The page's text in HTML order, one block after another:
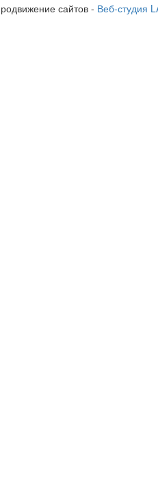
сайтов - Веб-студия